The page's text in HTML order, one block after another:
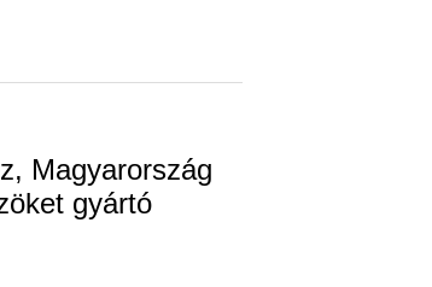
Magyarország
gyártó